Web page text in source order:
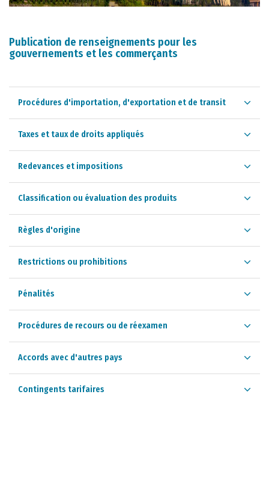
Publication de renseignements pour les
gouvernements et les commerçants
Procédures d'importation, d'exportation et de transit
Taxes et taux de droits appliqués
Redevances et impositions
Classification ou évaluation des produits
Règles d'origine
Restrictions ou prohibitions
Pénalités
Procédures de recours ou de réexamen
Accords avec d'autres pays
Contingents tarifaires